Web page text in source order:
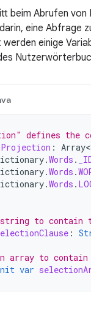
beim Abrufen von
eine Abfrage
einige
defines the
:
.Words .
.Words .
.Words .
to contain
:
array to contain
var